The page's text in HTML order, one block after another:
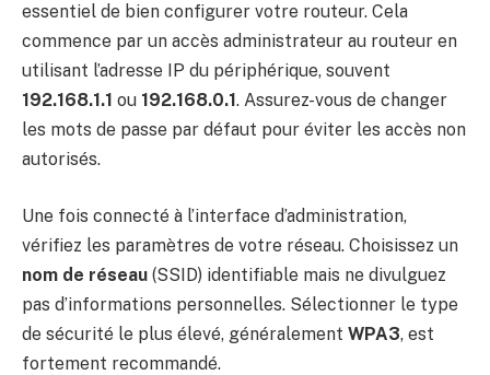
essentiel de bien configurer votre routeur. Cela
commence par un accès administrateur au routeur en
utilisant l’adresse IP du périphérique, souvent
192.168.1.1 ou 192.168.0.1. Assurez-vous de changer
les mots de passe par défaut pour éviter les accès non
autorisés.
Une fois connecté à l’interface d’administration,
vérifiez les paramètres de votre réseau. Choisissez un
nom de réseau (SSID) identifiable mais ne divulguez
pas d’informations personnelles. Sélectionner le type
de sécurité le plus élevé, généralement WPA3, est
fortement recommandé.